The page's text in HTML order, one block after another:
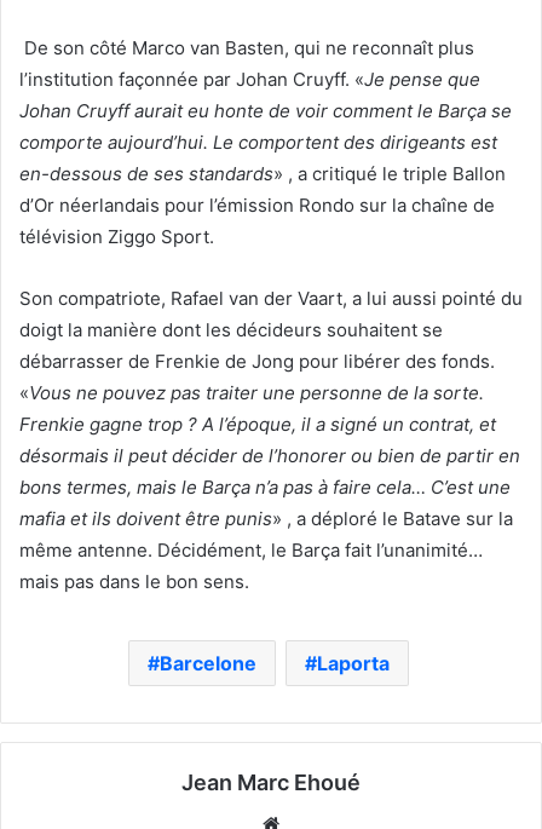
De son côté Marco van Basten, qui ne reconnaît plus
l’institution façonnée par Johan Cruyff. «Je pense que
Johan Cruyff aurait eu honte de voir comment le Barça se
comporte aujourd’hui. Le comportent des dirigeants est
en-dessous de ses standards» , a critiqué le triple Ballon
d’Or néerlandais pour l’émission Rondo sur la chaîne de
télévision Ziggo Sport.
Son compatriote, Rafael van der Vaart, a lui aussi pointé du
doigt la manière dont les décideurs souhaitent se
débarrasser de Frenkie de Jong pour libérer des fonds.
«Vous ne pouvez pas traiter une personne de la sorte.
Frenkie gagne trop ? A l’époque, il a signé un contrat, et
désormais il peut décider de l’honorer ou bien de partir en
bons termes, mais le Barça n’a pas à faire cela… C’est une
mafia et ils doivent être punis» , a déploré le Batave sur la
même antenne. Décidément, le Barça fait l’unanimité…
mais pas dans le bon sens.
Barcelone Laporta
Jean Marc Ehoué